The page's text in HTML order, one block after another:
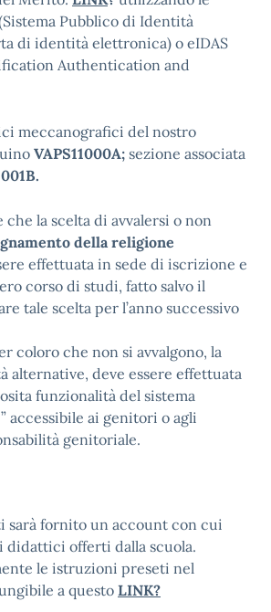
Pubblico di Identità
di identità elettronica) o eIDAS
Authentication and
meccanografici del nostro
VAPS11000A; sezione associata
la scelta di avvalersi o non
della religione
effettuata in sede di iscrizione e
corso di studi, fatto salvo il
tale scelta per l’anno successivo
coloro che non si avvalgono, la
alternative, deve essere effettuata
funzionalità del sistema
accessibile ai genitori o agli
genitoriale.
sarà fornito un account con cui
didattici offerti dalla scuola.
le istruzioni preseti nel
a questoLINK?